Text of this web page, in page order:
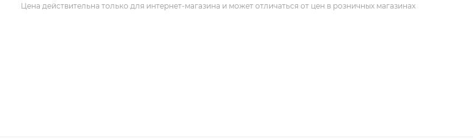
Цена действительна только для интернет-магазина и может отличаться от цен в розничных магазинах